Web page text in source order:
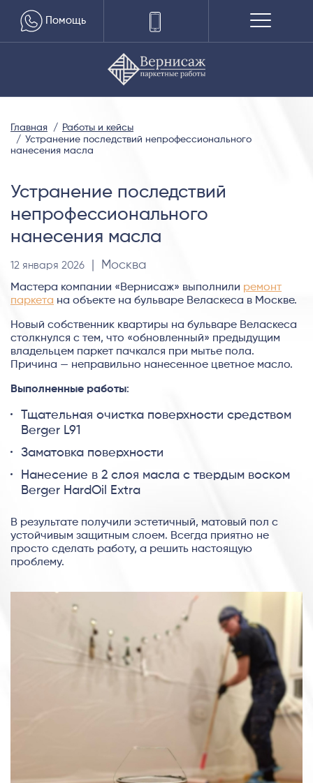
Помощь
Главная
Работы и кейсы
Устранение последствий непрофессионального
нанесения масла
Устранение последствий
непрофессионального
нанесения масла
12 января 2026 | Москва
Мастера компании «Вернисаж» выполнили ремонт
паркета на объекте на бульваре Веласкеса в Москве.
Новый собственник квартиры на бульваре Веласкеса
столкнулся с тем, что «обновленный» предыдущим
владельцем паркет пачкался при мытье пола.
Причина — неправильно нанесенное цветное масло.
Выполненные работы:
Тщательная очистка поверхности средством
Berger L91
Заматовка поверхности
Нанесение в 2 слоя масла с твердым воском
Berger HardOil Extra
В результате получили эстетичный, матовый пол с
устойчивым защитным слоем. Всегда приятно не
просто сделать работу, а решить настоящую
проблему.